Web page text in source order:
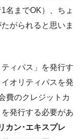
名までOK）、ちょ
がられると思いま
ィパス」を発行す
オリティパスを発
費のクレジットカ
発行する必要があ
カン･エキスプレ